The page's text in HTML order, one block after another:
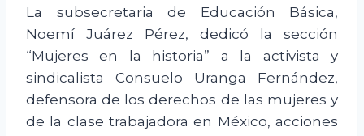
La subsecretaria de Educación Básica,
Noemí Juárez Pérez, dedicó la sección
“Mujeres en la historia” a la activista y
sindicalista Consuelo Uranga Fernández,
defensora de los derechos de las mujeres y
de la clase trabajadora en México, acciones